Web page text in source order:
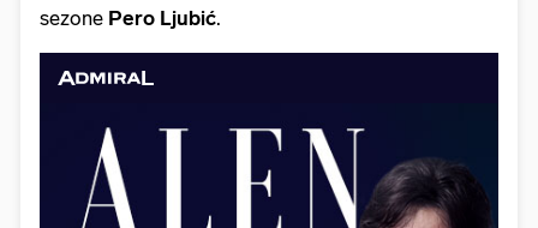
sezone Pero Ljubić.